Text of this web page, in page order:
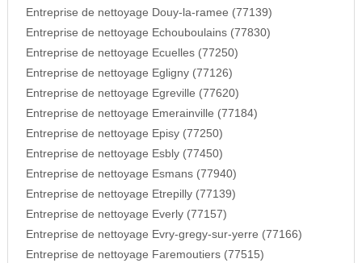
Entreprise de nettoyage Douy-la-ramee (77139)
Entreprise de nettoyage Echouboulains (77830)
Entreprise de nettoyage Ecuelles (77250)
Entreprise de nettoyage Egligny (77126)
Entreprise de nettoyage Egreville (77620)
Entreprise de nettoyage Emerainville (77184)
Entreprise de nettoyage Episy (77250)
Entreprise de nettoyage Esbly (77450)
Entreprise de nettoyage Esmans (77940)
Entreprise de nettoyage Etrepilly (77139)
Entreprise de nettoyage Everly (77157)
Entreprise de nettoyage Evry-gregy-sur-yerre (77166)
Entreprise de nettoyage Faremoutiers (77515)